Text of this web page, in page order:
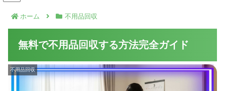
ホーム 不用品回収
無料で不用品回収する方法完全ガイド
不用品回収